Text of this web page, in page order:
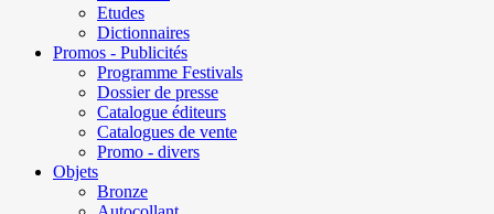
Etudes
Dictionnaires
Promos - Publicités
Programme Festivals
Dossier de presse
Catalogue éditeurs
Catalogues de vente
Promo - divers
Objets
Bronze